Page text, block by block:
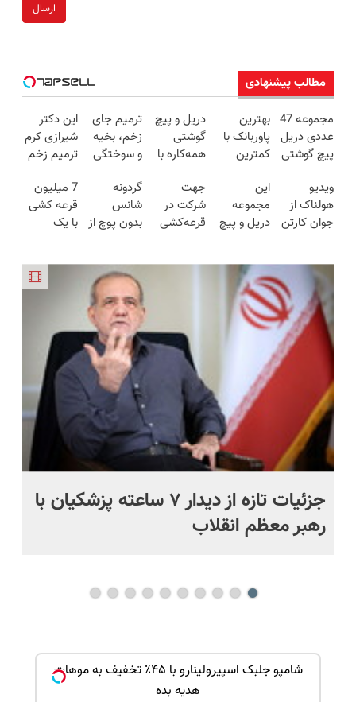
ارسال
مطالب پیشنهادی
مجموعه 47
عددی دریل
پیچ گوشتی
(تخفیف به
مدت
محدود)
بهترین
پاوربانک با
کمترین
دریل و پیچ
گوشتی
همه‌کاره با
هوشمند ⚙️
(نصف
قیمت بازار
ترمیم جای
زخم، بخیه
و سوختگی
هفته!!😍
این دکتر
شیرازی کرم
ترمیم زخم
ساخت!!!
ویدیو
هولناک از
جوان کارتن
شد. آموزش
رایگان
این
مجموعه
دریل و پیچ
نصف قیمت
بخر!😉
جهت
شرکت در
قرعه‌کشی
گردونه
شانس
بدون پوچ از
بیت کوین
🔥
7 میلیون
قرعه کشی
با یک
جزئیات تازه از دیدار ۷ ساعته پزشکیان با
رهبر معظم انقلاب
شامپو جلبک اسپیرولینارو با ۴۵٪ تخفیف به موهات
هدیه بده